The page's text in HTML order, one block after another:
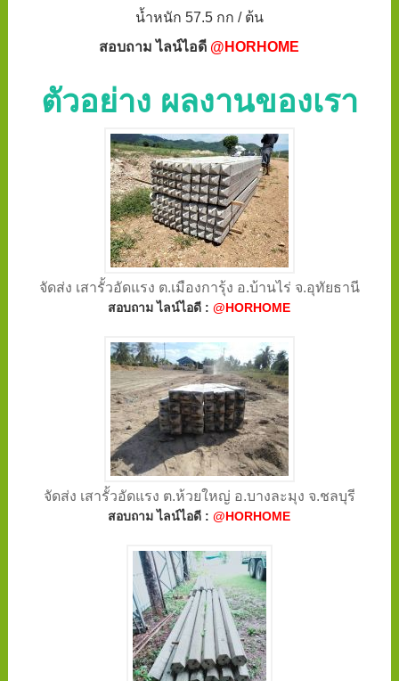
น้ำหนัก 57.5 กก / ต้น
สอบถาม ไลน์ไอดี @HORHOME
ตัวอย่าง ผลงานของเรา
จัดส่ง เสารั้วอัดแรง ต.เมืองการุ้ง อ.บ้านไร่ จ.อุทัยธานี
สอบถาม ไลน์ไอดี :@HORHOME
จัดส่ง เสารั้วอัดแรง ต.ห้วยใหญ่ อ.บางละมุง จ.ชลบุรี
สอบถาม ไลน์ไอดี :@HORHOME